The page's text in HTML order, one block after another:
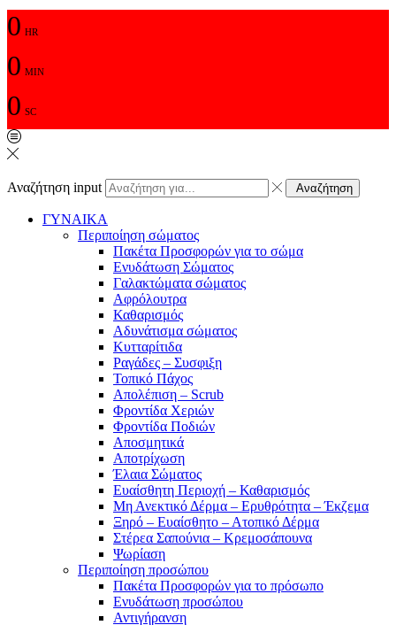
0 HR
0 MIN
0 SC
Αναζήτηση input Αναζήτηση
ΓΥΝΑΙΚΑ
Περιποίηση σώματος
Πακέτα Προσφορών για το σώμα
Ενυδάτωση Σώματος
Γαλακτώματα σώματος
Αφρόλουτρα
Καθαρισμός
Αδυνάτισμα σώματος
Κυτταρίτιδα
Ραγάδες – Συσφιξη
Τοπικό Πάχος
Απολέπιση – Scrub
Φροντίδα Χεριών
Φροντίδα Ποδιών
Αποσμητικά
Αποτρίχωση
Έλαια Σώματος
Ευαίσθητη Περιοχή – Καθαρισμός
Μη Ανεκτικό Δέρμα – Ερυθρότητα – Έκζεμα
Ξηρό – Ευαίσθητο – Ατοπικό Δέρμα
Στέρεα Σαπούνια – Κρεμοσάπουνα
Ψωρίαση
Περιποίηση προσώπου
Πακέτα Προσφορών για το πρόσωπο
Ενυδάτωση προσώπου
Αντιγήρανση